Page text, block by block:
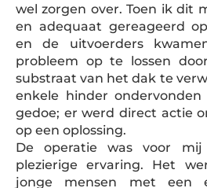
wel zorgen over. Toen ik dit
en adequaat gereageerd
en de uitvoerders
probleem op te lossen
substraat van het dak te
enkele hinder ondervonden
gedoe; er werd direct actie
op een oplossing.
De operatie was voor
plezierige ervaring. Het
jonge mensen met een